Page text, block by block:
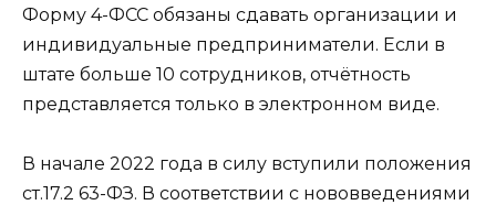
Форму 4-ФСС обязаны сдавать организации и
индивидуальные предприниматели. Если в
штате больше 10 сотрудников, отчётность
представляется только в электронном виде.
В начале 2022 года в силу вступили положения
ст.17.2 63-ФЗ. В соответствии с нововведениями